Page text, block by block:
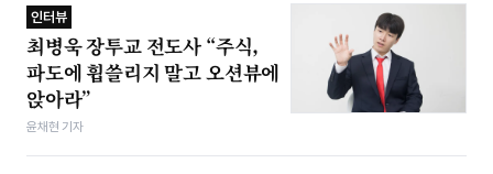
인터뷰
최병욱 장투교 전도사 “주식,
파도에 휩쓸리지 말고 오션뷰에
앉아라”
윤채현 기자